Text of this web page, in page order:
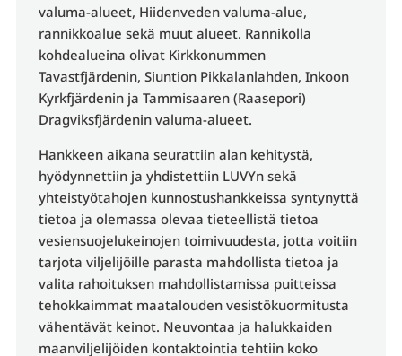
valuma-alueet, Hiidenveden valuma-alue,
rannikkoalue sekä muut alueet. Rannikolla
kohdealueina olivat Kirkkonummen
Tavastfjärdenin, Siuntion Pikkalanlahden, Inkoon
Kyrkfjärdenin ja Tammisaaren (Raasepori)
Dragviksfjärdenin valuma-alueet.
Hankkeen aikana seurattiin alan kehitystä,
hyödynnettiin ja yhdistettiin LUVYn sekä
yhteistyötahojen kunnostushankkeissa syntynyttä
tietoa ja olemassa olevaa tieteellistä tietoa
vesiensuojelukeinojen toimivuudesta, jotta voitiin
tarjota viljelijöille parasta mahdollista tietoa ja
valita rahoituksen mahdollistamissa puitteissa
tehokkaimmat maatalouden vesistökuormitusta
vähentävät keinot. Neuvontaa ja halukkaiden
maanviljelijöiden kontaktointia tehtiin koko